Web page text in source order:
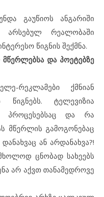
გაუწიოს ანგარიში
რეალობაში
წიგნის შექმნა.
და პოეტებზე
რეკლამები ქმნიან
ტელევიზია
პროცესებსაც და რა
მწერლის გამოგონებაც
ან არდანახვა?!
ცნობად სახეებს
არ აქვთ თანამედროვე